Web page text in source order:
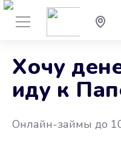
Хочу
иду к
Онлайн-займы до